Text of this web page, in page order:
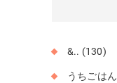
&.. (130)
うちごはん